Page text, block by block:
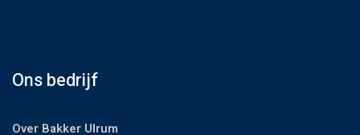
Ons bedrijf
Over Bakker Ulrum